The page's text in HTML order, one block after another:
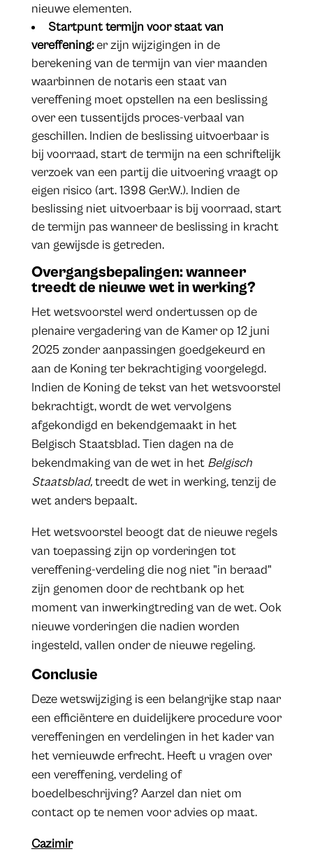
nieuwe elementen.
Startpunt termijn voor staat van
vereffening:er zijn wijzigingen in de
berekening van de termijn van vier maanden
waarbinnen de notaris een staat van
vereffening moet opstellen na een beslissing
over een tussentijds proces-verbaal van
geschillen. Indien de beslissing uitvoerbaar is
bij voorraad, start de termijn na een schriftelijk
verzoek van een partij die uitvoering vraagt op
eigen risico (art. 1398 Ger.W.). Indien de
beslissing niet uitvoerbaar is bij voorraad, start
de termijn pas wanneer de beslissing in kracht
van gewijsde is getreden.
Overgangsbepalingen: wanneer
treedt de nieuwe wet in werking?
Het wetsvoorstel werd ondertussen op de
plenaire vergadering van de Kamer op 12 juni
2025 zonder aanpassingen goedgekeurd en
aan de Koning ter bekrachtiging voorgelegd.
Indien de Koning de tekst van het wetsvoorstel
bekrachtigt, wordt de wet vervolgens
afgekondigd en bekendgemaakt in het
Belgisch Staatsblad. Tien dagen na de
bekendmaking van de wet in het Belgisch
Staatsblad,treedt de wet in werking, tenzij de
wet anders bepaalt.
Het wetsvoorstel beoogt dat de nieuwe regels
van toepassing zijn op vorderingen tot
vereffening-verdeling die nog niet "in beraad"
zijn genomen door de rechtbank op het
moment van inwerkingtreding van de wet. Ook
nieuwe vorderingen die nadien worden
ingesteld, vallen onder de nieuwe regeling.
Conclusie
Deze wetswijziging is een belangrijke stap naar
een efficiëntere en duidelijkere procedure voor
vereffeningen en verdelingen in het kader van
het vernieuwde erfrecht. Heeft u vragen over
een vereffening, verdeling of
boedelbeschrijving? Aarzel dan niet om
contact op te nemen voor advies op maat.
Cazimir